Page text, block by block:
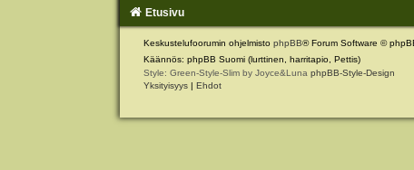
Etusivu
Keskustelufoorumin ohjelmisto phpBB® Forum Software ©
Käännös: phpBB Suomi (lurttinen, harritapio, Pettis)
Style: Green-Style-Slim by Joyce&Luna phpBB-Style-Design
Yksityisyys | Ehdot